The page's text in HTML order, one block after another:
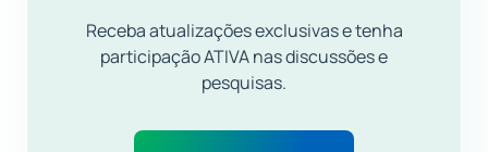
Receba atualizações exclusivas e tenha
participação ATIVA nas discussões e
pesquisas.